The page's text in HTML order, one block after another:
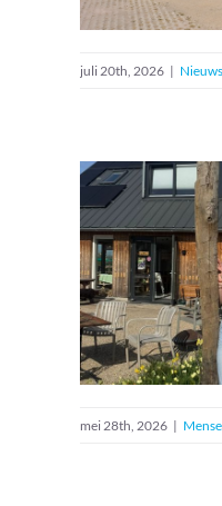
juli 20th, 2026 | Nieuws
Mensen
mei 28th, 2026 |